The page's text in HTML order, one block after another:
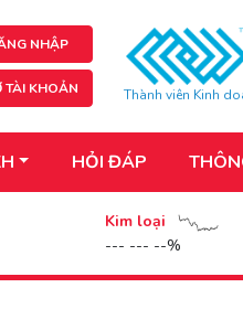
NHẬP
TÀI KHOẢN Thành viên Kinh
HỎI ĐÁP
Kim loại
--- --- --%